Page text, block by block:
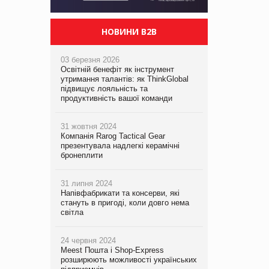
НОВИНИ B2B
03 березня 2026
Освітній бенефіт як інструмент
утримання талантів: як ThinkGlobal
підвищує лояльність та
продуктивність вашої команди
31 жовтня 2024
Компанія Rarog Tactical Gear
презентувала надлегкі керамічні
бронеплити
31 липня 2024
Напівфабрикати та консерви, які
стануть в пригоді, коли довго нема
світла
24 червня 2024
Meest Пошта і Shop-Express
розширюють можливості українських